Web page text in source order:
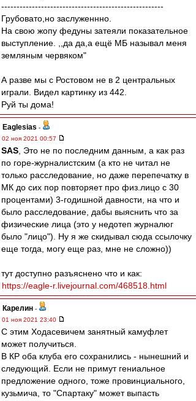
-----------------------------------------------------
Грубовато,но заслуженнно.
На свою жопу федуны затеяли показательное
выступление. ,,да да,а ещё МБ называл меня
земляным червяком"
А разве мы с Ростовом не в 2 центральных
играли. Видел картинку из 442.
Руй ты дома!
Eaglesias -
02 ноя 2021 00:57
SAS , Это не по последним данным, а как раз
по горе-журналистским (а кто не читал не
только расследование, но даже перепечатку в
МК до сих пор повторяет про физ.лицо с 30
процентами) 3-годишной давности, на что и
было расследование, дабы выяснить что за
физические лица (это у недотеп журналюг
было "лицо"). Ну я же скидывал сюда ссылочку
еще тогда, могу еще раз, мне не сложно))
тут доступно разъяснено что и как:
https://eagle-r.livejournal.com/468518.html
Карелин -
01 ноя 2021 23:40
С этим Ходасевичем занятный камуфлет
может получиться.
В КР оба клуба его сохранились - нынешний и
следующий. Если не примут гениальное
предложение одного, тоже провинциального,
кузьмича, то "Спартаку" может выпасть